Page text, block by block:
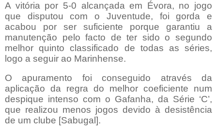
A vitória por 5-0 alcançada em Évora, no jogo
que disputou com o Juventude, foi gorda e
acabou por ser suficiente porque garantiu a
manutenção pelo facto de ter sido o segundo
melhor quinto classificado de todas as séries,
logo a seguir ao Marinhense.
O apuramento foi conseguido através da
aplicação da regra do melhor coeficiente num
despique intenso com o Gafanha, da Série ‘C’,
que realizou menos jogos devido à desistência
de um clube [Sabugal].